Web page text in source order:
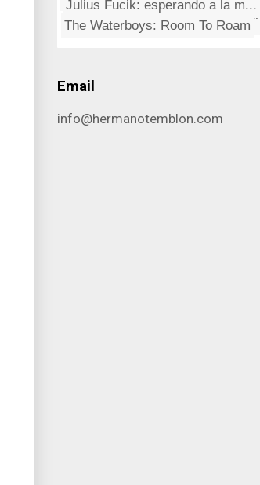
Toad The Wet Sprocket: Fly
Recuperando "Guardar como"
The Waterboys: Room To Roam
Imagen de disco con
Julius Fucik: esperando a la m...
Email
info@hermanotemblon.com